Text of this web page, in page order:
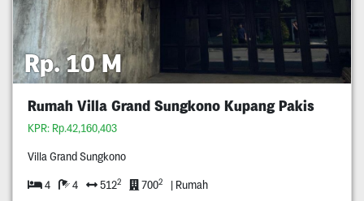
Rp. 10 M
Rumah Villa Grand Sungkono Kupang Pakis
KPR: Rp.42,160,403
Villa Grand Sungkono
4 4 5122 7002 | Rumah